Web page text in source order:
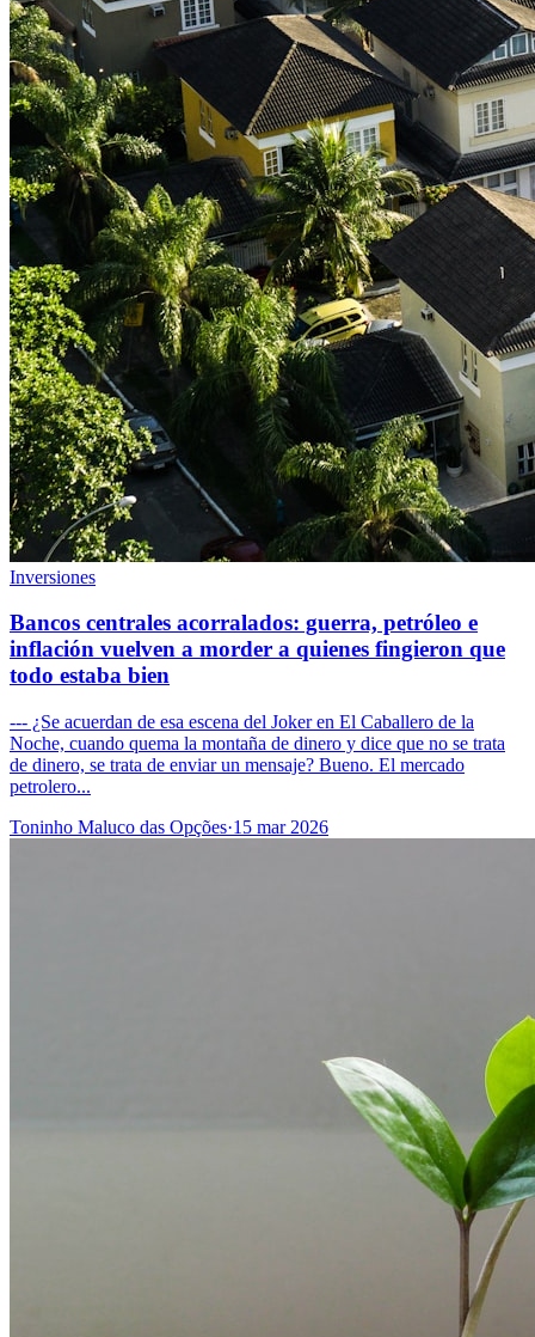
Inversiones
Bancos centrales acorralados: guerra, petróleo e
inflación vuelven a morder a quienes fingieron que
todo estaba bien
--- ¿Se acuerdan de esa escena del Joker en El Caballero de la
Noche, cuando quema la montaña de dinero y dice que no se trata
de dinero, se trata de enviar un mensaje? Bueno. El mercado
petrolero...
Toninho Maluco das Opções·15 mar 2026